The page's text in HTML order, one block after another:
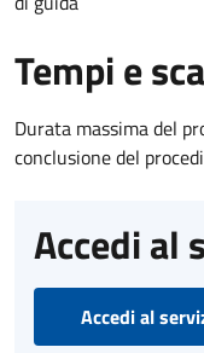
Tempi e
Durata massima del
conclusione del
Accedi al
Accedi al